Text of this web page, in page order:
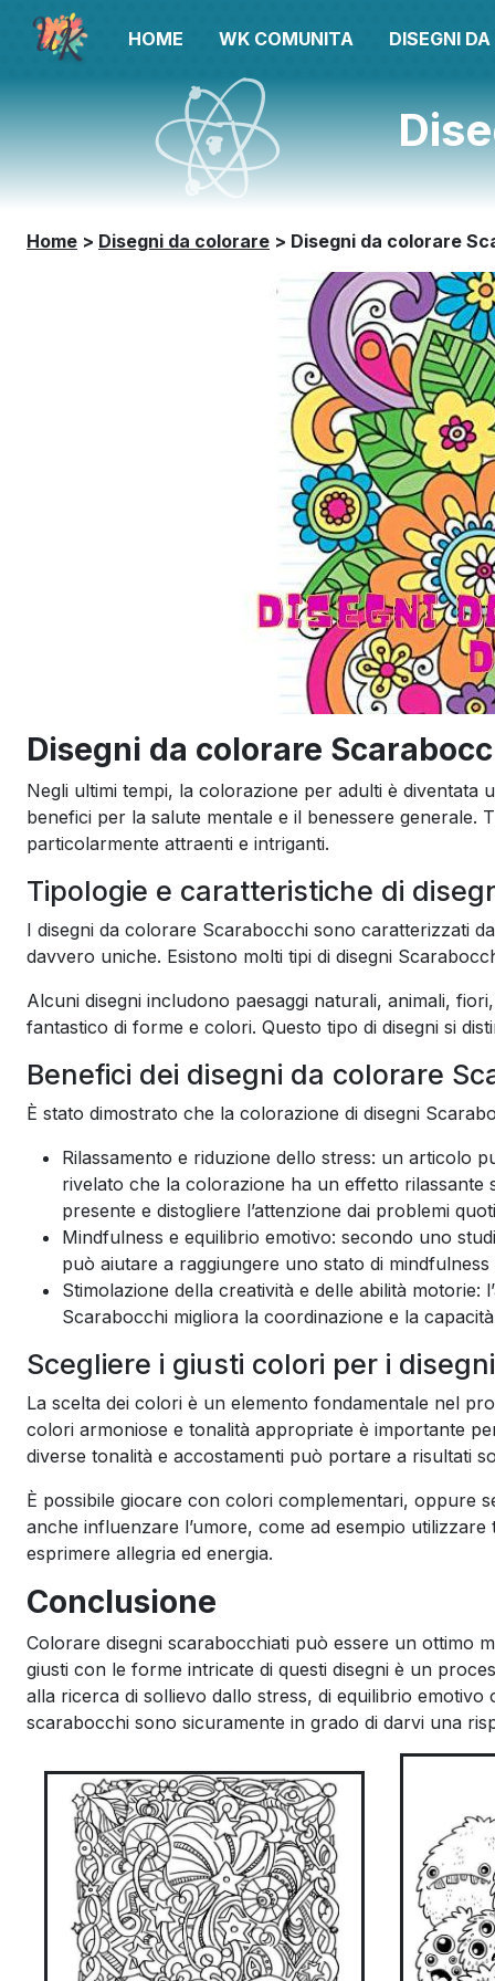
HOME WK COMUNITA DISEGNI
Home > Disegni da colorare > Disegni da colorare
Disegni da colorare
Negli ultimi tempi, la colorazione per adulti è
benefici per la salute mentale e il benessere generale.
particolarmente attraenti e intriganti.
Tipologie e caratteristiche di
I disegni da colorare Scarabocchi sono caratterizzati
davvero uniche. Esistono molti tipi di disegni
Alcuni disegni includono paesaggi naturali, animali,
fantastico di forme e colori. Questo tipo di disegni si
Benefici dei disegni da colorare
È stato dimostrato che la colorazione di disegni
Rilassamento e riduzione dello stress: un articolo
rivelato che la colorazione ha un effetto rilassante
presente e distogliere l’attenzione dai problemi
Mindfulness e equilibrio emotivo: secondo uno
può aiutare a raggiungere uno stato di mindfulness
Stimolazione della creatività e delle abilità motorie:
Scarabocchi migliora la coordinazione e la
Scegliere i giusti colori per i
La scelta dei colori è un elemento fondamentale nel
colori armoniose e tonalità appropriate è importante
diverse tonalità e accostamenti può portare a risultati
È possibile giocare con colori complementari, oppure
anche influenzare l’umore, come ad esempio
esprimere allegria ed energia.
Conclusione
Colorare disegni scarabocchiati può essere un ottimo
giusti con le forme intricate di questi disegni è un
alla ricerca di sollievo dallo stress, di equilibrio
scarabocchi sono sicuramente in grado di darvi una